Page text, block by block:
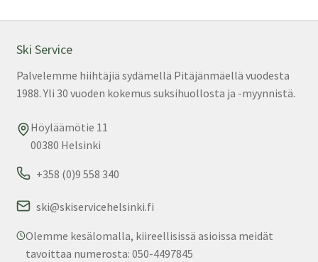
Ski Service
Palvelemme hiihtäjiä sydämellä Pitäjänmäellä vuodesta
1988. Yli 30 vuoden kokemus suksihuollosta ja -myynnistä.
Höyläämötie 11
00380 Helsinki
+358 (0)9 558 340
ski@skiservicehelsinki.fi
Olemme kesälomalla, kiireellisissä asioissa meidät
tavoittaa numerosta: 050-4497845